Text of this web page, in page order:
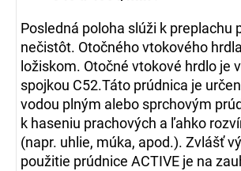
Posledná poloha slúži k preplachu
nečistôt. Otočného vtokového
ložiskom. Otočné vtokové hrdlo je
spojkou C52.Táto prúdnica je
vodou plným alebo sprchovým
k haseniu prachových a ľahko
(napr. uhlie, múka, apod.). Zvlášť
použitie prúdnice ACTIVE je na